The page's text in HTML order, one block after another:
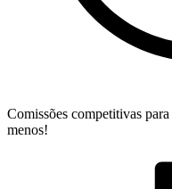
Comissões competitivas para
menos!